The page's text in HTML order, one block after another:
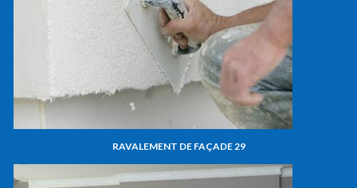
RAVALEMENT DE FAÇADE 29